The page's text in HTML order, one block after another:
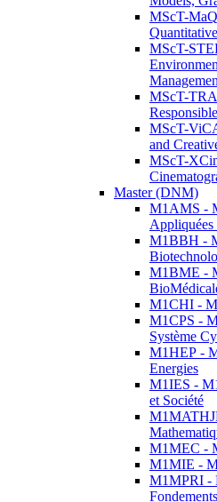
MScT-
MScT-
MScT-
MScT-
and
MScT-
Master (DNM)
M1AMS -
Appliquées
M1BBH -
M1BME -
M1CHI -
M1CPS -
Système
M1HEP -
Energies
M1IES -
et Société
M1MEC -
M1MIE -
M1MPRI -